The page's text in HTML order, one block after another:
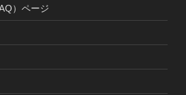
）ページ